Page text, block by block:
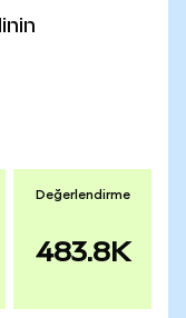
Değerlendirme
483.8K